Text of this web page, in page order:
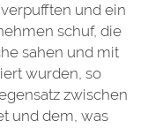
und ein
schuf, die
sahen und mit
wurden, so
zwischen
und dem, was